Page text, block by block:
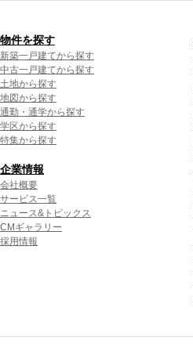
物件を探す
新築一戸建てから探す
中古一戸建てから探す
土地から探す
地図から探す
通勤・通学から探す
学区から探す
特集から探す
企業情報
会社概要
サービス一覧
ニュース&トピックス
CMギャラリー
採用情報